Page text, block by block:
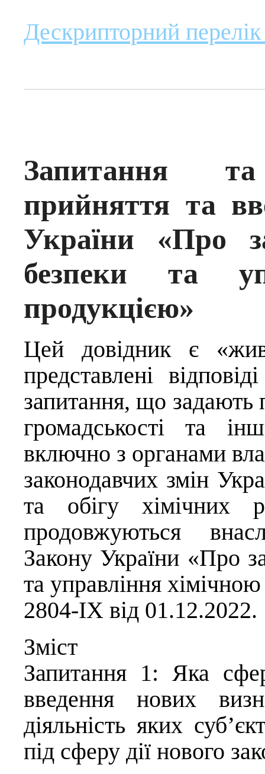
Дескрипторний
Запитання
прийняття та
України «Про
безпеки та
продукцією»
Цей довідник є
представлені
запитання, що задають
громадськості та
включно з органами
законодавчих змін
та обігу хімічних
продовжуються
Закону України «Про
та управління
2804-IX від 01.12.2022.
Зміст
Запитання 1: Яка
введення нових
діяльність яких
під сферу дії нового